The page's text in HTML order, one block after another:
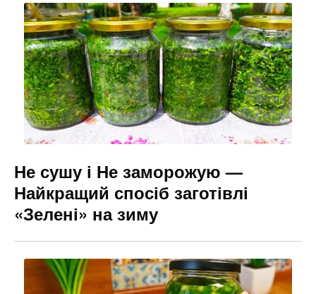
Не сушу і Не заморожую —
Найкращий спосіб заготівлі
«Зелені» на зиму